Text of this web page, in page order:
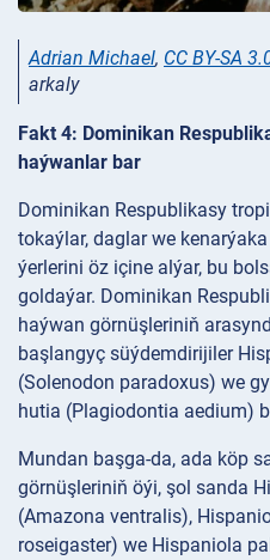
Adrian Michael, CC BY-SA
arkaly
Fakt 4: Dominikan
haýwanlar bar
Dominikan Respublikasy
tokaýlar, daglar we
ýerlerini öz içine alýar, bu
goldaýar. Dominikan
haýwan görnüşleriniň
başlangyç süýdemdirijiler
(Solenodon paradoxus) we
hutia (Plagiodontia aedium)
Mundan başga-da, ada köp
görnüşleriniň öýi, şol sanda
(Amazona ventralis),
roseigaster) we Hispaniola